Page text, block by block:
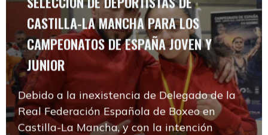
JUNIOR
Debido a la inexistencia de Delegado de la
Real Federación Española de Boxeo en
Castilla-La Mancha, y con la intención
29/08/2024
CASTILLA-LA MANCHA PARA LOS
CAMPEONATOS DE ESPAÑA JOVEN Y
JUNIOR
Debido a la inexistencia de Delegado de la
Real Federación Española de Boxeo en
Castilla-La Mancha, y con la intención
CAMPEONATOS DE EUROPA JUNIOR
SELECCIÓN DE DEPORTISTAS DE
CASTILLA-LA MANCHA PARA LOS
CAMPEONATOS DE ESPAÑA JOVEN Y
JUNIOR